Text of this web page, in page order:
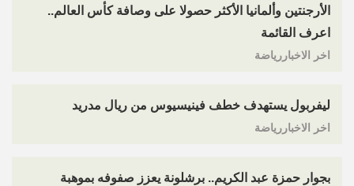
الأرجنتين وألمانيا الأكثر حصولا على وصافة كأس العالم..
اعرف القائمة
اخر الاخباررياضة
ليفربول يستهدف خطف فينيسيوس من ريال مدريد
اخر الاخباررياضة
بجوار حمزة عبد الكريم.. برشلونة يعزز صفوفه بموهبة